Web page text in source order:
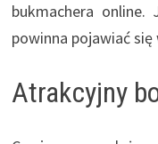
bukmachera online.
powinna pojawiać się
Atrakcyjny